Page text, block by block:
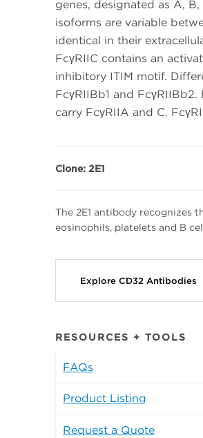
genes, designated as A,
isoforms are variable
identical in their
FcγRIIC contains an
inhibitory ITIM motif.
FcγRIIBb1 and
carry FcγRIIA and C.
Clone: 2E1
The 2E1 antibody recognizes
eosinophils, platelets and B
Explore CD32 Antibodies
RESOURCES + TOOLS
FAQs
Product Listing
Request a Quote